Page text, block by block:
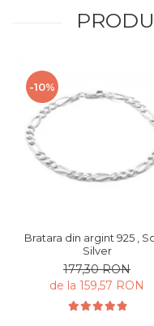
-10%
Bratara din argint 925 ,
Silver
177,30 RON
de la 159,57 RON